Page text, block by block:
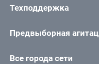
Техподдержка
Предвыборная
Все города сети